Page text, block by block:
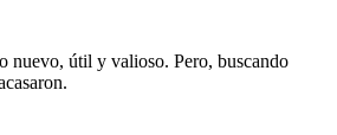
nuevo, útil y valioso. Pero, buscando